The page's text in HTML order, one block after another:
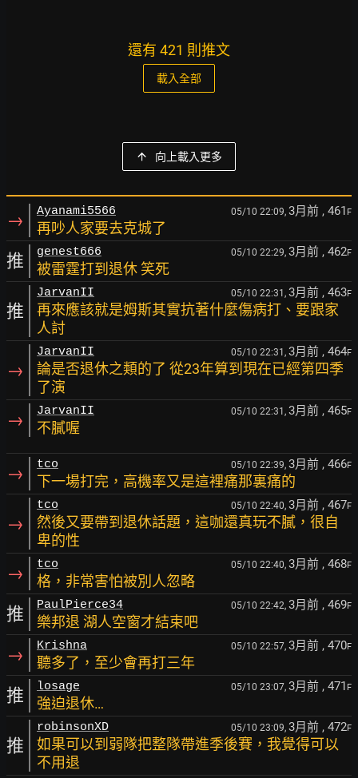
還有 421 則推文
載入全部
向上載入更多
→ Ayanami5566 05/10 22:09, 3月前 , 461 F
再吵人家要去克城了
推 genest666 05/10 22:29, 3月前 , 462F
被雷霆打到退休 笑死
推
JarvanII 05/10 22:31, 3月前 , 463F
再來應該就是姆斯其實抗著什麼傷病打、要跟家
人討
→
JarvanII 05/10 22:31, 3月前 , 464F
論是否退休之類的了 從23年算到現在已經第四季
了演
→ JarvanII 05/10 22:31, 3月前 , 465F
不膩喔
→ tco 05/10 22:39, 3月前 , 466F
下一場打完，高機率又是這裡痛那裏痛的
→
tco 05/10 22:40, 3月前 , 467F
然後又要帶到退休話題，這咖還真玩不膩，很自
卑的性
→ tco 05/10 22:40, 3月前 , 468F
格，非常害怕被別人忽略
推 PaulPierce34 05/10 22:42, 3月前 , 469F
樂邦退 湖人空窗才結束吧
→ Krishna 05/10 22:57, 3月前 , 470F
聽多了，至少會再打三年
推 losage 05/10 23:07, 3月前 , 471 F
強迫退休…
推
robinsonXD 05/10 23:09, 3月前 , 472F
如果可以到弱隊把整隊帶進季後賽，我覺得可以
不用退